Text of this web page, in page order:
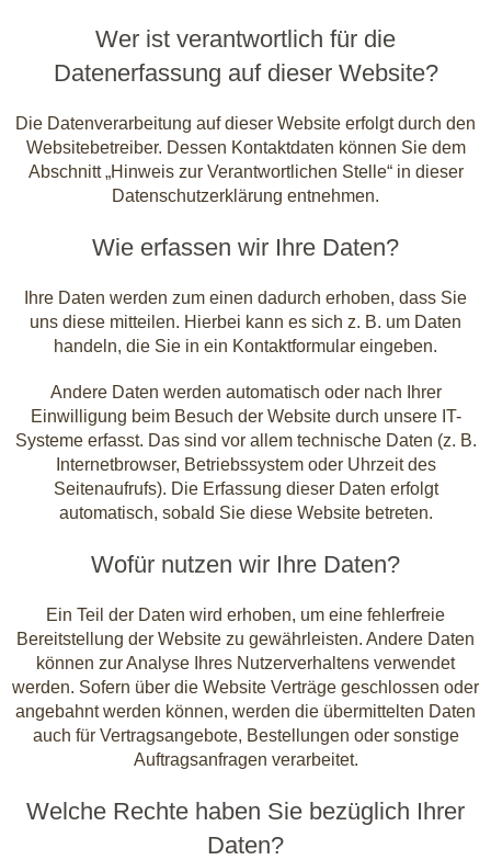
Wer ist verantwortlich für die
Datenerfassung auf dieser Website?
Die Datenverarbeitung auf dieser Website erfolgt durch den
Websitebetreiber. Dessen Kontaktdaten können Sie dem
Abschnitt „Hinweis zur Verantwortlichen Stelle“ in dieser
Datenschutzerklärung entnehmen.
Wie erfassen wir Ihre Daten?
Ihre Daten werden zum einen dadurch erhoben, dass Sie
uns diese mitteilen. Hierbei kann es sich z. B. um Daten
handeln, die Sie in ein Kontaktformular eingeben.
Andere Daten werden automatisch oder nach Ihrer
Einwilligung beim Besuch der Website durch unsere IT-
Systeme erfasst. Das sind vor allem technische Daten (z. B.
Internetbrowser, Betriebssystem oder Uhrzeit des
Seitenaufrufs). Die Erfassung dieser Daten erfolgt
automatisch, sobald Sie diese Website betreten.
Wofür nutzen wir Ihre Daten?
Ein Teil der Daten wird erhoben, um eine fehlerfreie
Bereitstellung der Website zu gewährleisten. Andere Daten
können zur Analyse Ihres Nutzerverhaltens verwendet
werden. Sofern über die Website Verträge geschlossen oder
angebahnt werden können, werden die übermittelten Daten
auch für Vertragsangebote, Bestellungen oder sonstige
Auftragsanfragen verarbeitet.
Welche Rechte haben Sie bezüglich Ihrer
Daten?